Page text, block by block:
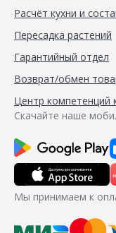
Расчёт кухни и
Пересадка растений
Гарантийный отдел
Возврат/обмен
Центр компетенций
Скачайте наше
Мы принимаем к